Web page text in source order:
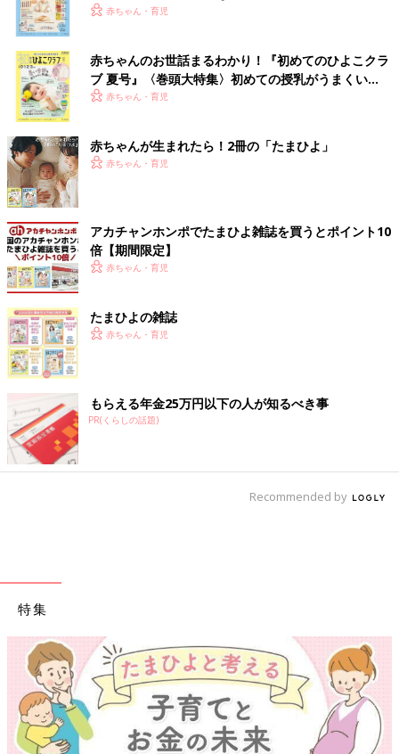
いっぱい！
赤ちゃん・育児
赤ちゃんのお世話まるわかり！『初めてのひよこクラ
ブ 夏号』〈巻頭大特集〉初めての授乳がうまくい
く！ おっぱい・ミルクの基本と夏のトラブル 解決テ
赤ちゃん・育児
赤ちゃんが生まれたら！2冊の「たまひよ」
赤ちゃん・育児
アカチャンホンポでたまひよ雑誌を買うとポイント10
倍【期間限定】
赤ちゃん・育児
たまひよの雑誌
赤ちゃん・育児
もらえる年金25万円以下の人が知るべき事
PR(くらしの話題)
Recommended by
特集